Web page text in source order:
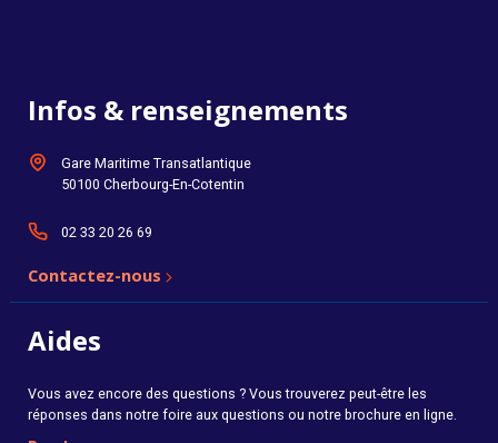
Infos & renseignements
Gare Maritime Transatlantique
50100 Cherbourg-En-Cotentin
02 33 20 26 69
Contactez-nous
Aides
Vous avez encore des questions ? Vous trouverez peut-être les
réponses dans notre foire aux questions ou notre brochure en ligne.